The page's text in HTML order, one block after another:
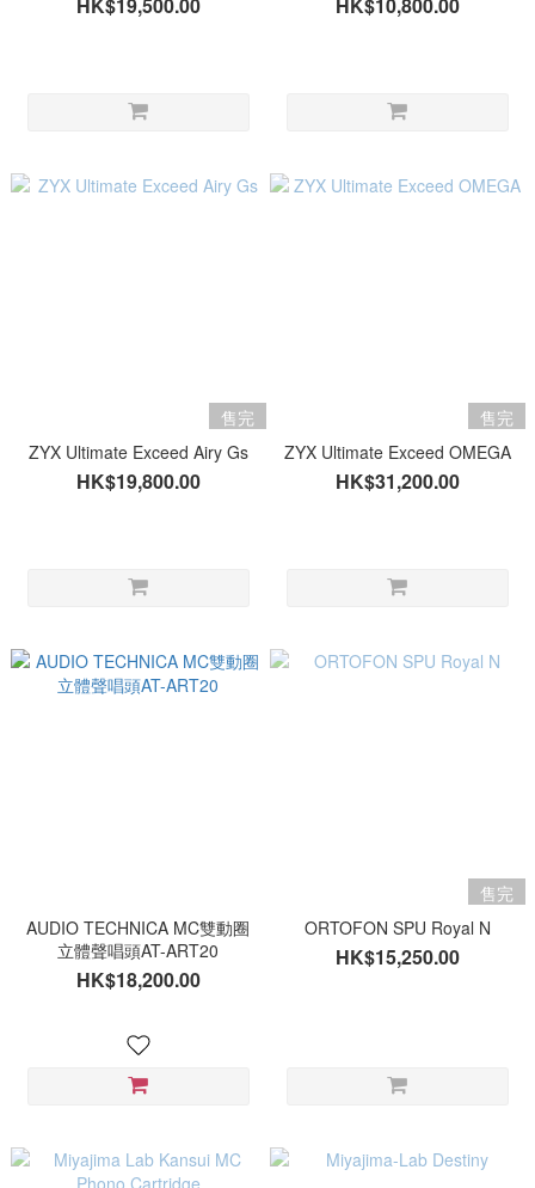
售完
ZYX Ultimate Exceed Airy Gs
HK$19,800.00
售完
ZYX Ultimate Exceed OMEGA
HK$31,200.00
AUDIO TECHNICA MC雙動圈
立體聲唱頭AT-ART20
HK$18,200.00
售完
ORTOFON SPU Royal N
HK$15,250.00